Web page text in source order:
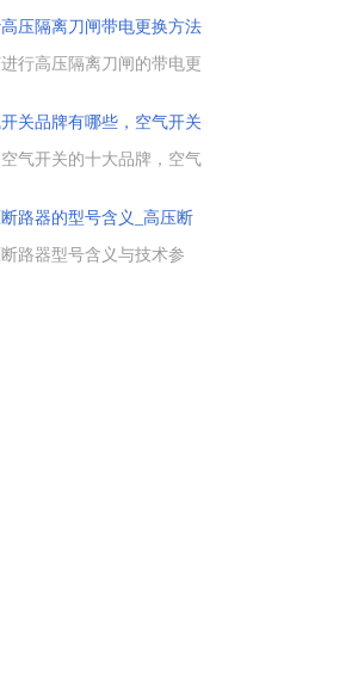
扣器。...
开”）的接线图，左零右火
开接线图，漏电保护器上的
零线的连接的接法。...
高压隔离刀闸带电更换方法
行高压隔离刀闸的带电更
压隔离刀闸带电更换的方
施工之前，先在变电站退
线路的自动重合闸装
关品牌有哪些，空气开关
气开关的十大品牌，空气
、正泰CHINT、德力
门子等国内外空气开关品
大家参考。...
路器的型号含义_高压断
路器型号含义与技术参